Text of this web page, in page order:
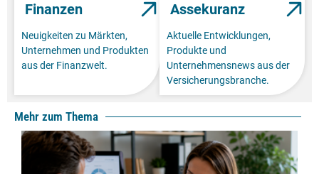
Finanzen
Neuigkeiten zu Märkten,
Unternehmen und Produkten
aus der Finanzwelt.
Assekuranz
Aktuelle Entwicklungen,
Produkte und
Unternehmensnews aus der
Versicherungsbranche.
Mehr zum Thema